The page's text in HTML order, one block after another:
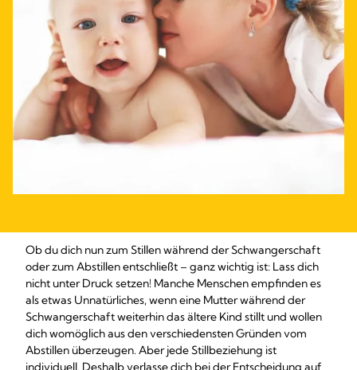
Ob du dich nun zum Stillen während der Schwangerschaft
oder zum Abstillen entschließt – ganz wichtig ist: Lass dich
nicht unter Druck setzen! Manche Menschen empfinden es
als etwas Unnatürliches, wenn eine Mutter während der
Schwangerschaft weiterhin das ältere Kind stillt und wollen
dich womöglich aus den verschiedensten Gründen vom
Abstillen überzeugen. Aber jede Stillbeziehung ist
individuell. Deshalb verlasse dich bei der Entscheidung auf